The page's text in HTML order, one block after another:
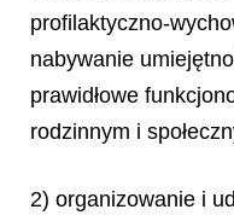
profilaktyczno-
nabywanie
prawidłowe
rodzinnym i
2) organizowanie i